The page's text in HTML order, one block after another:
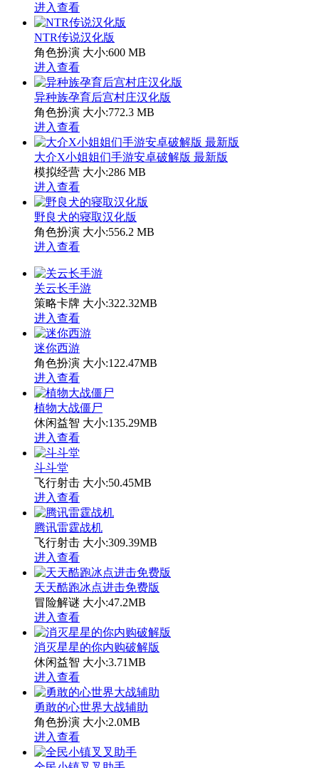
进入查看
NTR传说汉化版
角色扮演 大小:600 MB
进入查看
异种族孕育后宫村庄汉化版
角色扮演 大小:772.3 MB
进入查看
大介X小姐姐们手游安卓破解版 最新版
模拟经营 大小:286 MB
进入查看
野良犬的寝取汉化版
角色扮演 大小:556.2 MB
进入查看
关云长手游
策略卡牌 大小:322.32MB
进入查看
迷你西游
角色扮演 大小:122.47MB
进入查看
植物大战僵尸
休闲益智 大小:135.29MB
进入查看
斗斗堂
飞行射击 大小:50.45MB
进入查看
腾讯雷霆战机
飞行射击 大小:309.39MB
进入查看
天天酷跑冰点进击免费版
冒险解谜 大小:47.2MB
进入查看
消灭星星的你内购破解版
休闲益智 大小:3.71MB
进入查看
勇敢的心世界大战辅助
角色扮演 大小:2.0MB
进入查看